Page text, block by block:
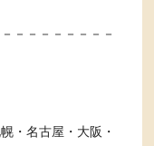
－－－－－－－－
・名古屋・大阪・